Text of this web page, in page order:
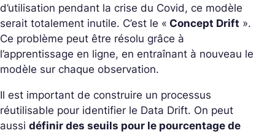
d’utilisation pendant la crise du Covid, ce modèle
serait totalement inutile. C’est le « Concept Drift ».
Ce problème peut être résolu grâce à
l’apprentissage en ligne, en entraînant à nouveau le
modèle sur chaque observation.
Il est important de construire un processus
réutilisable pour identifier le Data Drift. On peut
aussi définir des seuils pour le pourcentage de